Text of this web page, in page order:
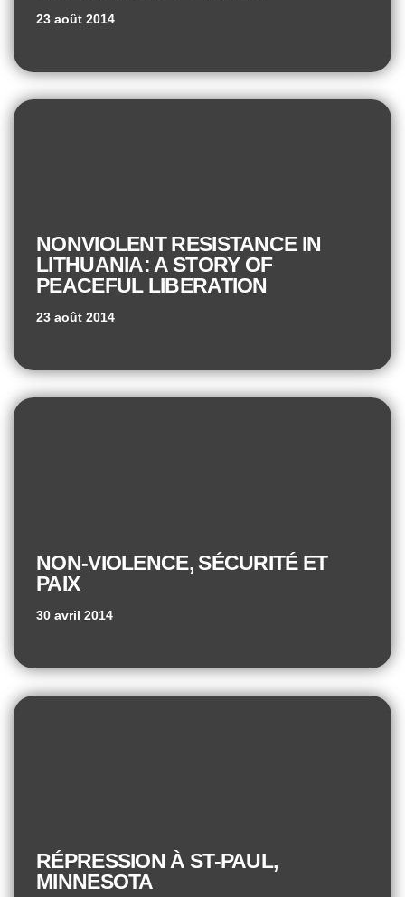
23 août 2014
NONVIOLENT RESISTANCE IN
LITHUANIA: A STORY OF
PEACEFUL LIBERATION
23 août 2014
NON-VIOLENCE, SÉCURITÉ ET
PAIX
30 avril 2014
RÉPRESSION À ST-PAUL,
MINNESOTA